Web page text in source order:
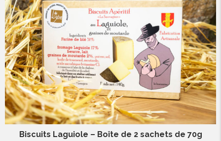
120g
Biscuits Laguiole – Boîte de 2 sachets de 70g